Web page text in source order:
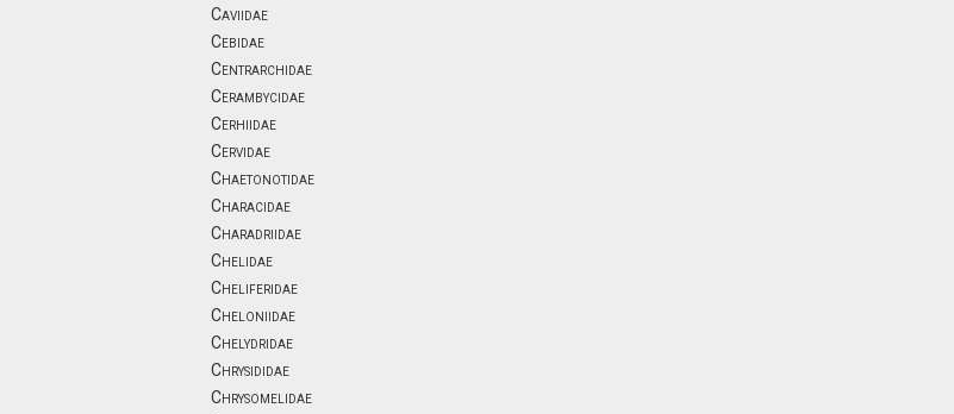
Caviidae
Cebidae
Centrarchidae
Cerambycidae
Cerhiidae
Cervidae
Chaetonotidae
Characidae
Charadriidae
Chelidae
Cheliferidae
Cheloniidae
Chelydridae
Chrysididae
Chrysomelidae